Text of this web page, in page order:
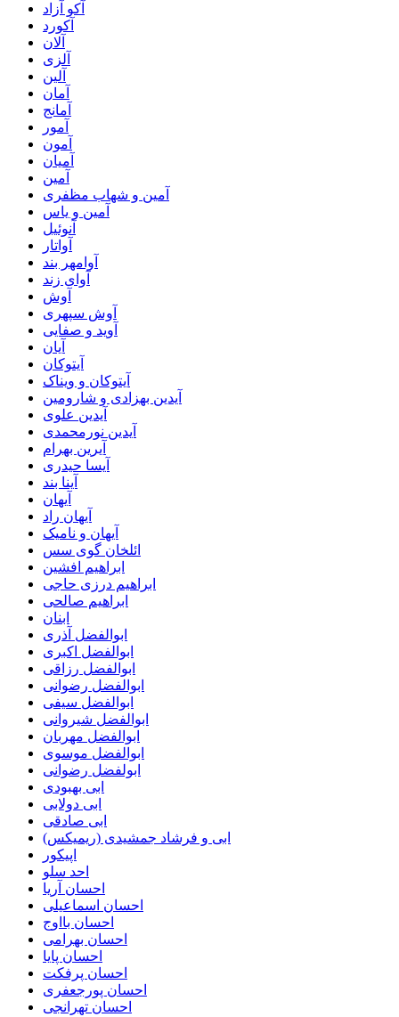
آکو آزاد
آکورد
آلان
آلزی
آلین
آمان
آمانج
آمور
آمون
آمیان
آمین
آمین و شهاب مظفری
آمین و یاس
آنوئیل
آواتار
آوامهر بند
آوای زند
آوش
آوش سپهری
آوید و صفایی
آیان
آیتوکان
آیتوکان و ویناک
آیدین بهزادی و شارومین
آیدین علوی
آیدین نورمحمدی
آیرین بهرام
آیسا حیدری
آینا بند
آیهان
آیهان راد
آیهان و نامیک
ائلخان گوی سس
ابراهیم افشین
ابراهیم درزی حاجی
ابراهیم صالحی
ابنان
ابوالفضل آذری
ابوالفضل اکبری
ابوالفضل رزاقی
ابوالفضل رضوانی
ابوالفضل سیفی
ابوالفضل شیروانی
ابوالفضل مهربان
ابوالفضل موسوی
ابولفضل رضوانی
ابی بهبودی
ابی دولابی
ابی صادقی
ابی و فرشاد جمشیدی (ریمیکس)
اپیکور
احد سلو
احسان آریا
احسان اسماعیلی
احسان بااوج
احسان بهرامی
احسان پایا
احسان پرفکت
احسان پورجعفری
احسان تهرانجی